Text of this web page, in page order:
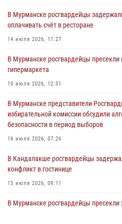
Сотрудники Росгвардии провели
антитеррористической защищенности
31 июля 2026, 08:48 3
Сотрудники Росгвардии задержали
30 июля 2026, 14:09
В Управлении Росгвардии по
тактическое занятие совместно с МЧС
В Мурманске росгвардейцы
оплачивать счёт в ресторане
14 июля 2026, 11:27
В Мурманске росгвардейцы
гипермаркета
10 июля 2026, 12:31
В Мурманске представители
избирательной комиссии обсудили
безопасности в период выборов
16 июля 2026, 07:26
В Кандалакше росгвардейцы
конфликт в гостинице
13 июля 2026, 09:11
В Мурманске росгвардейцы пресекли